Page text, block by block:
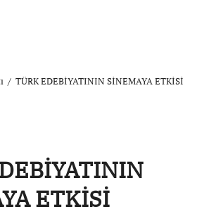
TÜRK EDEBİYATININ SİNEMAYA ETKİSİ
ETKİSİ